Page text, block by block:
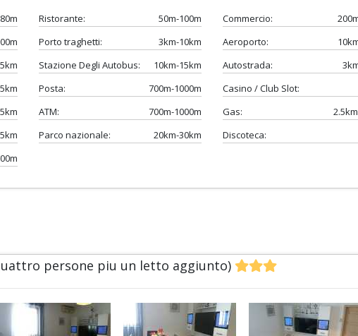
80m Ristorante: 50m-100m Commercio:
Porto traghetti: 3km-10km Aeroporto:
Stazione Degli Autobus: 10km-15km Autostrada:
Posta: 700m-1000m Casino / Club Slot:
ATM: 700m-1000m Gas:
Parco nazionale: 20km-30km Discoteca:
persone piu un letto aggiunto)